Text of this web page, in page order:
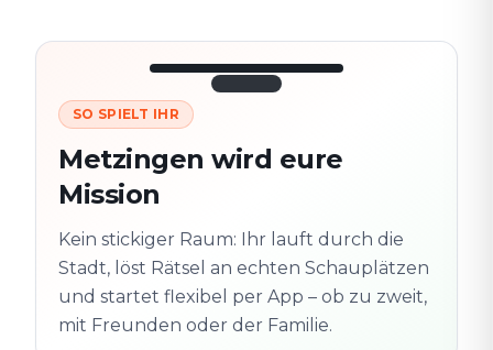
3/10
Schauplatz
m
entdeckt
flexibel
SO SPIELT IHR
Metzingen wird eure
Mission
Kein stickiger Raum: Ihr lauft durch die
Stadt, löst Rätsel an echten Schauplätzen
und startet flexibel per App – ob zu zweit,
mit Freunden oder der Familie.